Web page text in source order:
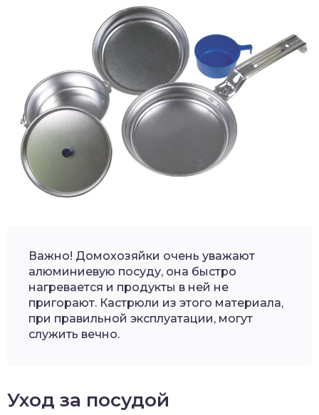
Важно! Домохозяйки очень уважают
алюминиевую посуду, она быстро
нагревается и продукты в ней не
пригорают. Кастрюли из этого материала,
при правильной эксплуатации, могут
служить вечно.
Уход за посудой